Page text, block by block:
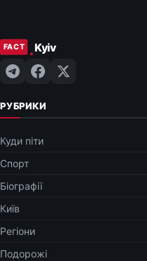
РУБРИКИ
Куди піти
Спорт
Біографії
Київ
Регіони
Подорожі